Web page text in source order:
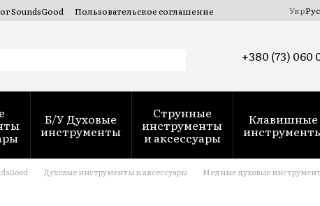
SoundsGood
Пользовательское соглашение
УкрРус
+380 (73) 060
Б/У Духовые
инструменты
Струнные
инструменты
и аксессуары
Клавишные
Духовые инструменты и аксессуары
Медные духовые